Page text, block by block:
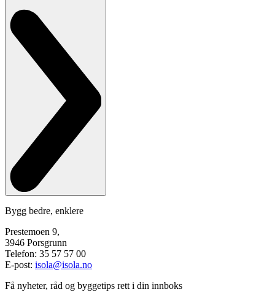
Bygg bedre, enklere
Prestemoen 9,
3946 Porsgrunn
Telefon: 35 57 57 00
E-post: isola@isola.no
Få nyheter, råd og byggetips rett i din innboks